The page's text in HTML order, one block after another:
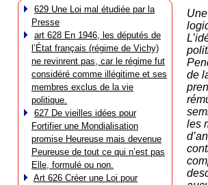
629 Une Loi mal étudiée par la
Presse
art 628 En 1946, les députés de
l’État français (régime de Vichy)
ne revinrent pas, car le régime fut
considéré comme illégitime et ses
membres exclus de la vie
politique.
627 De vieilles idées pour
Fortifier une Mondialisation
promise Heureuse mais devenue
Peureuse de tout ce qui n’est pas
Elle, formulé ou non.
Art 626 Créer une Loi pour
de
les